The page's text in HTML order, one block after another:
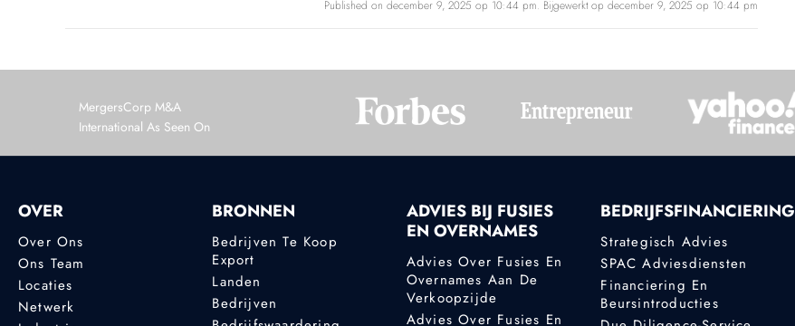
Published on december 9, 2025 op 10:44 pm. Bijgewerkt op december 9, 2025 op 10:44 pm
MergersCorp M&A
International As Seen On
OVER
Over Ons
Ons Team
Locaties
Netwerk
BRONNEN
Bedrijven Te Koop
Export
Landen
Bedrijven
ADVIES BIJ FUSIES
EN OVERNAMES
Advies Over Fusies En
Overnames Aan De
Verkoopzijde
Advies Over Fusies En
BEDRIJFSFINANCIERING
Strategisch Advies
SPAC Adviesdiensten
Financiering En
Beursintroducties